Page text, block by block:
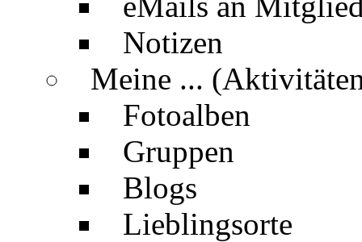
Notizen
Meine ...
Fotoalben
Gruppen
Blogs
Lieblingsorte